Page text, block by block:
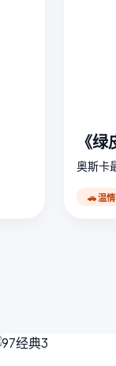
《
奥斯卡
🚗 温